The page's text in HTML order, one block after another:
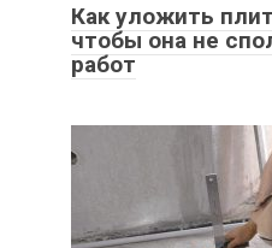
Как уложить
чтобы она не
работ